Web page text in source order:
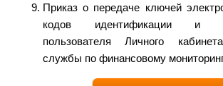
Приказ о передаче ключей
кодов идентификации и
пользователя Личного
службы по финансовому